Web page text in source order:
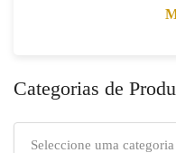
Categorias de
Seleccione uma categoria